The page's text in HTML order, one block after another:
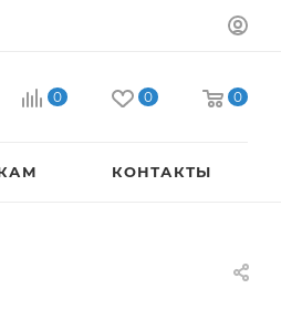
0 0 0
КОНТАКТЫ